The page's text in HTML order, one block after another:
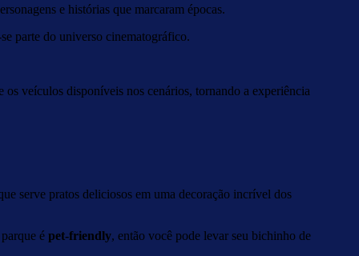
e histórias que marcaram épocas.
parte do universo cinematográfico.
veículos disponíveis nos cenários, tornando a experiência
serve pratos deliciosos em uma decoração incrível dos
é pet-friendly, então você pode levar seu bichinho de